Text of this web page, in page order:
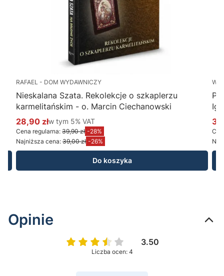
RAFAEL - DOM WYDAWNICZY
Nieskalana Szata. Rekolekcje o szkaplerzu
karmelitańskim - o. Marcin Ciechanowski
Cena promocyjna brutto
28,90 złw tym %s VAT
w tym 5% VAT
Cena regularna: 39,90 zł -28%
Najniższa cena: 39,00 zł -26%
Do koszyka
Opinie
3.50
Liczba ocen: 4